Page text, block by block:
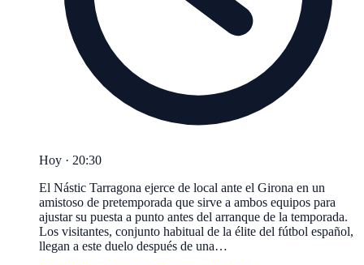
Hoy · 20:30
El Nástic Tarragona ejerce de local ante el Girona en un
amistoso de pretemporada que sirve a ambos equipos para
ajustar su puesta a punto antes del arranque de la temporada.
Los visitantes, conjunto habitual de la élite del fútbol español,
llegan a este duelo después de una…